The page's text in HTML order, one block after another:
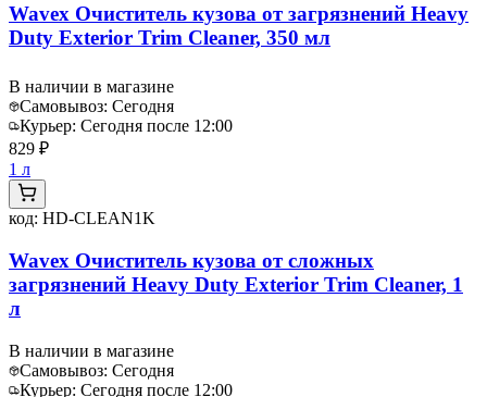
Wavex Очиститель кузова от загрязнений Heavy
Duty Exterior Trim Cleaner, 350 мл
В наличии в магазине
Самовывоз: Сегодня
Курьер: Сегодня после 12:00
829 ₽
1 л
код: HD-CLEAN1K
Wavex Очиститель кузова от сложных
загрязнений Heavy Duty Exterior Trim Cleaner, 1
л
В наличии в магазине
Самовывоз: Сегодня
Курьер: Сегодня после 12:00